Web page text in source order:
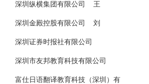
深圳纵横集团有限公司 王
深圳金殿控股有限公司 刘
深圳证券时报社有限公司
深圳市友邦教育科技有限公司
富仕日语翻译教育科技（深圳）有